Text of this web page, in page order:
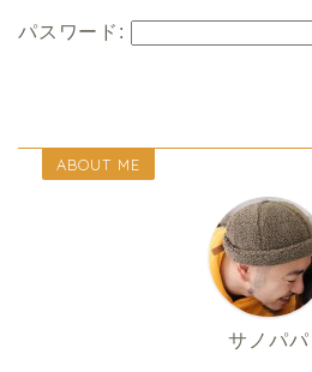
パスワード:
ABOUT ME
サノパパ